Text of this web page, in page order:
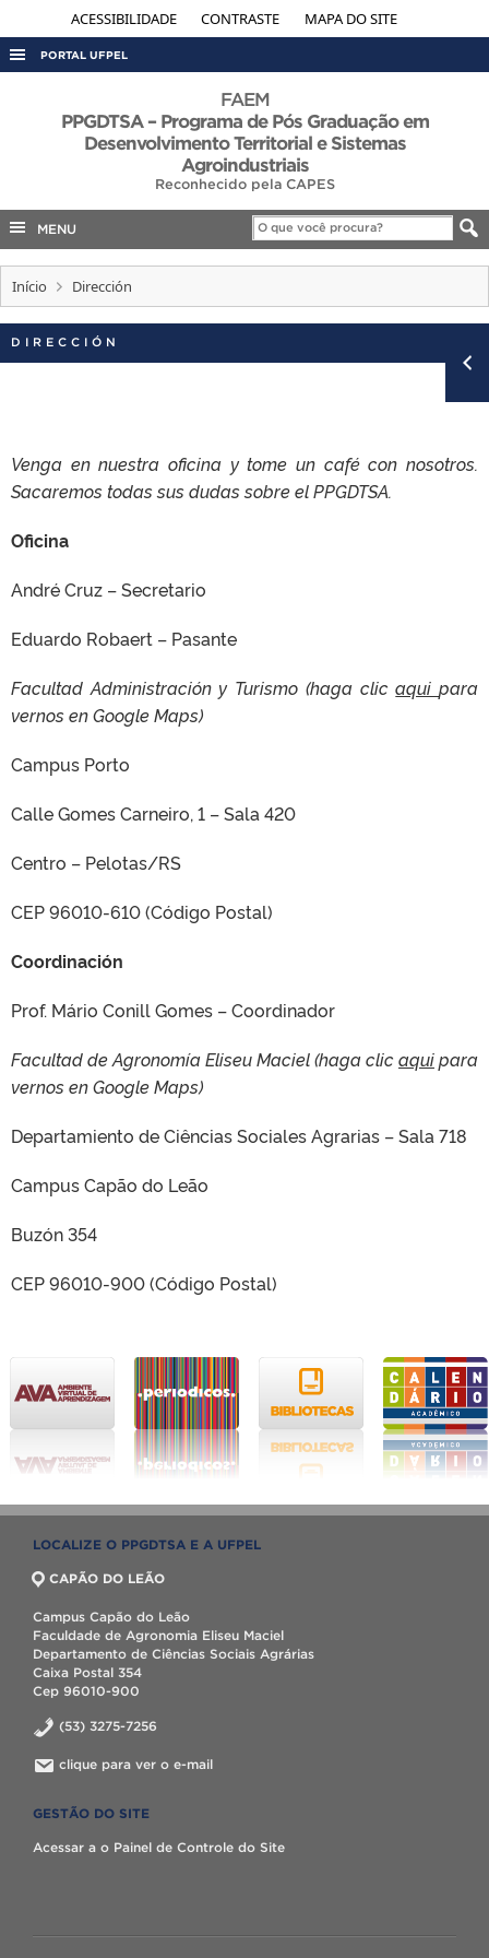
ACESSIBILIDADE CONTRASTE MAPA DO SITE
PORTAL UFPEL
AUDITORIA
FAEM
PPGDTSA – Programa de Pós Graduação em
Desenvolvimento Territorial e Sistemas
Agroindustriais
Reconhecido pela CAPES
MENU
Início Dirección
DIRECCIÓN
Venga en nuestra oficina y tome un café con nosotros.
Sacaremos todas sus dudas sobre el PPGDTSA.
Oficina
André Cruz – Secretario
Eduardo Robaert – Pasante
Facultad Administración y Turismo (haga clicaquipara
vernos en Google Maps)
Campus Porto
Calle Gomes Carneiro, 1 – Sala 420
Centro – Pelotas/RS
CEP 96010-610 (Código Postal)
Coordinación
Prof. Mário Conill Gomes – Coordinador
Facultad de Agronomía Eliseu Maciel (haga clic aquipara
vernos en Google Maps)
Departamiento de Ciências Sociales Agrarias – Sala 718
Campus Capão do Leão
Buzón 354
CEP 96010-900 (Código Postal)
LOCALIZE O PPGDTSA E A UFPEL
CAPÃO DO LEÃO
Campus Capão do Leão
Faculdade de Agronomia Eliseu Maciel
Departamento de Ciências Sociais Agrárias
Caixa Postal 354
Cep 96010-900
(53) 3275-7256
clique para ver o e-mail
GESTÃO DO SITE
Acessar a o Painel de Controle do Site